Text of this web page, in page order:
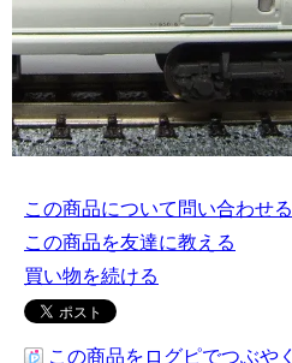
この商品について問い合わせる
この商品を友達に教える
買い物を続ける
この商品をログピでつぶやく